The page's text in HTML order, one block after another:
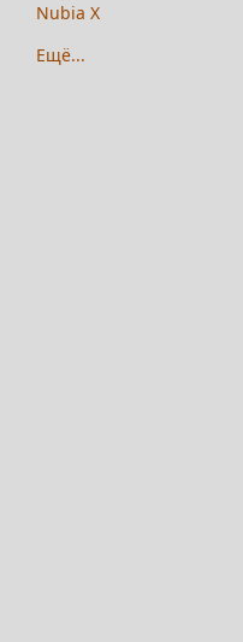
Nubia X
Ещё...